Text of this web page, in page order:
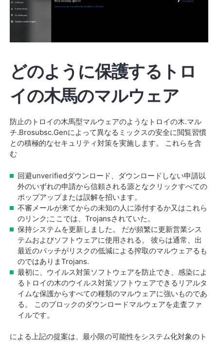
どのように保護するトロ
イの木馬のマルウェア
防止のトロイの木馬型マルウェアのようなトロイの木.マル
チ.Brosubsc.Genによって異なるミックスの安全に閲覧習慣
との積極的なセキュリティ対策を実施します。 これらを含
む
回避unverifiedダウンロード、ダウンロードしない申請以
外のいずれの申請から信頼される源となクリックすべての
ポップアップまたは誤解を招います。
不審メールが来てからの未知の人に添付するか又はこれら
のリンク;ここでは、Trojansされていた。
保持システムを更新しました。 だが頻繁に更新営業シス
テムおよびソフトウェアに使用される。 彼らは通常、出
最近のパッチがリスクの低減による搾取のマルウェアるも
のではありまTrojans.
最初に、ウイルス対策ソフトウェアを防止でき、感染によ
るトロイの木のウイルス対策ソフトウェアできるリアルタ
イムな保護からすべての種類のマルウェアに強いものであ
る。 このブロックのダウンロードマルウェアを走査ファ
イルです。
による上記の提案は、最小限の可能性をシステム化対象のト